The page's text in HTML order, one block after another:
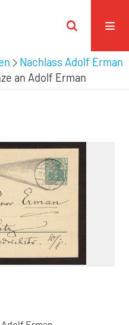
Nachlass Adolf Erman
an Adolf Erman